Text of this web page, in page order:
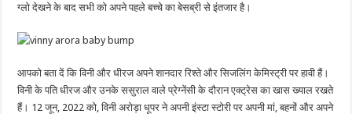
ग्लो देखने के बाद सभी को अपने पहले बच्चे का बेसब्री से इंतजार है।
आपको बता दें कि विनी और धीरज अपने शानदार रिश्ते और सिजलिंग केमिस्ट्री पर हावी हैं।
विनी के पति धीरज और उनके ससुराल वाले प्रेग्नेंसी के दौरान एक्ट्रेस का खास ख्याल रखते
हैं। 12 जून, 2022 को, विनी अरोड़ा धूपर ने अपनी इंस्टा स्टोरी पर अपनी मां, बहनों और अपने